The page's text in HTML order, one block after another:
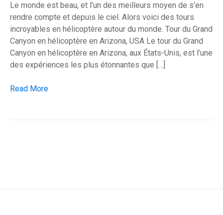
Le monde est beau, et l’un des meilleurs moyen de s’en
rendre compte et depuis le ciel. Alors voici des tours
incroyables en hélicoptère autour du monde. Tour du Grand
Canyon en hélicoptère en Arizona, USA Le tour du Grand
Canyon en hélicoptère en Arizona, aux États-Unis, est l’une
des expériences les plus étonnantes que […]
Des tours incroyables en hélicoptère autour du monde
Read More